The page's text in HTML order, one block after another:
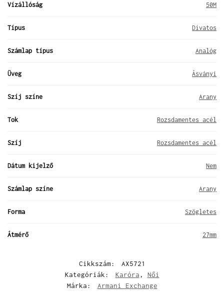
Vízállóság 50M
Típus Divatos
Számlap típus Analóg
Üveg Ásványi
Szíj színe Arany
Tok Rozsdamentes acél
Szíj Rozsdamentes acél
Dátum kijelző Nem
Számlap színe Arany
Forma Szögletes
Átmérő 27mm
Cikkszám:
AX5721
Kategóriák:
Karóra, Női
Márka:
Armani Exchange